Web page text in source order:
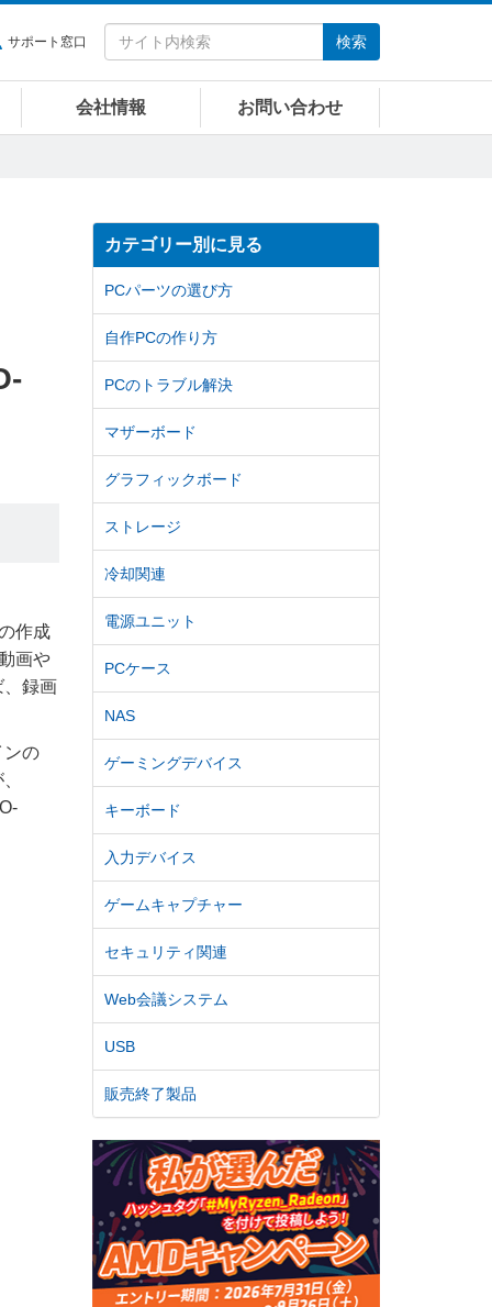
サポート窓口 検索
会社情報 お問い合わせ
作成
画や
、録画
ンの
カテゴリー別に見る
PCパーツの選び方
自作PCの作り方
PCのトラブル解決
マザーボード
グラフィックボード
ストレージ
冷却関連
電源ユニット
PCケース
NAS
ゲーミングデバイス
キーボード
入力デバイス
ゲームキャプチャー
セキュリティ関連
Web会議システム
USB
販売終了製品